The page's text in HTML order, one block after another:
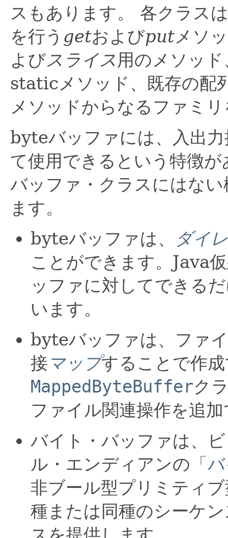
スもあります。
各クラス
を行う getおよびputメソ
よびスライス用のメソッ
staticメソッド、既存の配
メソッドからなるファミ
byteバッファには、入出
て使用できるという特徴
バッファ・クラスにはな
ます。
byteバッファは、
ダイ
ことができます。Java
ッファに対してできる
います。
byteバッファは、ファ
接 マップすることで作
MappedByteBufferク
ファイル関連操作を追
バイト・バッファは、
ル・エンディアンの 「
非ブール型プリミティ
種または同種のシーケ